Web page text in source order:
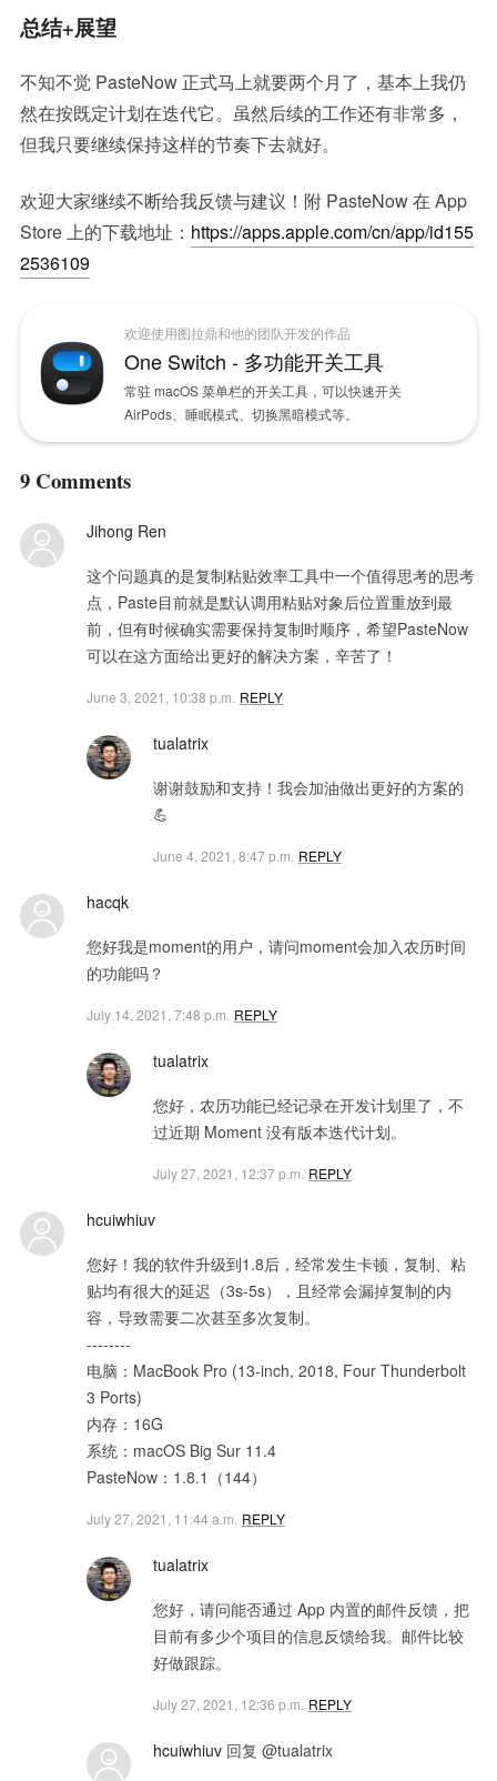
总结+展望
不知不觉 PasteNow 正式马上就要两个月了，基本上我仍
然在按既定计划在迭代它。虽然后续的工作还有非常多，
但我只要继续保持这样的节奏下去就好。
欢迎大家继续不断给我反馈与建议！附 PasteNow 在 App
Store 上的下载地址： https://apps.apple.com/cn/app/id155
2536109
欢迎使用图拉鼎和他的团队开发的作品
One Switch - 多功能开关工具
常驻 macOS 菜单栏的开关工具，可以快速开关
AirPods、睡眠模式、切换黑暗模式等。
9 Comments
Jihong Ren
这个问题真的是复制粘贴效率工具中一个值得思考的思考
点，Paste目前就是默认调用粘贴对象后位置重放到最
前，但有时候确实需要保持复制时顺序，希望PasteNow
可以在这方面给出更好的解决方案，辛苦了！
June 3, 2021, 10:38 p.m. REPLY
tualatrix
谢谢鼓励和支持！我会加油做出更好的方案的
💪
June 4, 2021, 8:47 p.m. REPLY
hacqk
您好我是moment的用户，请问moment会加入农历时间
的功能吗？
July 14, 2021, 7:48 p.m. REPLY
tualatrix
您好，农历功能已经记录在开发计划里了，不
过近期 Moment 没有版本迭代计划。
July 27, 2021, 12:37 p.m. REPLY
hcuiwhiuv
您好！我的软件升级到1.8后，经常发生卡顿，复制、粘
贴均有很大的延迟（3s-5s），且经常会漏掉复制的内
容，导致需要二次甚至多次复制。
--------
电脑：MacBook Pro (13-inch, 2018, Four Thunderbolt
3 Ports)
内存：16G
系统：macOS Big Sur 11.4
PasteNow：1.8.1（144）
July 27, 2021, 11:44 a.m. REPLY
tualatrix
您好，请问能否通过 App 内置的邮件反馈，把
目前有多少个项目的信息反馈给我。邮件比较
好做跟踪。
July 27, 2021, 12:36 p.m. REPLY
hcuiwhiuv 回复 @tualatrix